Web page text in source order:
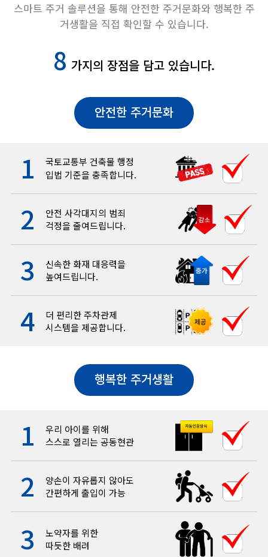
스마트 주거 솔루션을 통해 안전한 주거문화와 행복한 주
거생활을 직접 확인할 수 있습니다.
8 가지의 장점을 담고 있습니다.
안전한 주거문화
1
국토교통부 건축물 행정
입법 기준을 충족합니다.
2
안전 사각대지의 범죄
걱정을 줄여드립니다.
3
신속한 화재 대응력을
높여드립니다.
4
더 편리한 주차관제
시스템을 제공합니다.
행복한 주거생활
1
우리 아이를 위해
스스로 열리는 공동현관
2
양손이 자유롭지 않아도
간편하게 출입이 가능
3
노약자를 위한
따듯한 배려